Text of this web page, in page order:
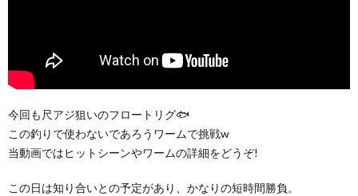
今回も尺アジ狙いのフロートリグ🐟
この釣りで使わないであろうワームで挑戦w
当動画ではヒットシーンやワームの詳細をどうぞ!
この日は知り合いとの予定があり、かなりの短時間勝負。